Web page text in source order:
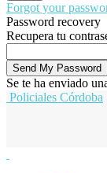
Forgot your
Password recovery
Recupera tu
Se te ha enviado
Policiales Córdoba